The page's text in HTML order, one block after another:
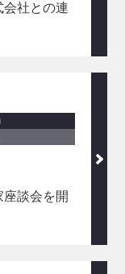
会社との連
談会を開